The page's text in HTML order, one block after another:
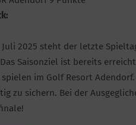
Juli 2025 steht der letzte
Saisonziel ist bereits
spielen im Golf Resort
zu sichern. Bei der